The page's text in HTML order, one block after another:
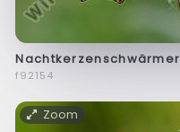
Nachtkerzenschwärmer
f92154
Zoom